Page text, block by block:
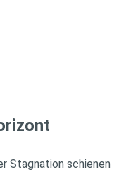
Stagnation schienen